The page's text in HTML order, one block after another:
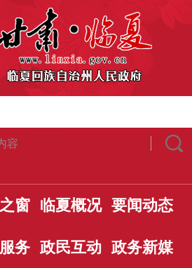
窗 临夏概况 要闻动态
务 政民互动 政务新媒